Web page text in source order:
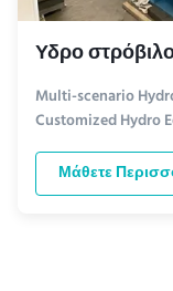
Υδρο
Multi-scenario
Customized Hydro
Μάθετε